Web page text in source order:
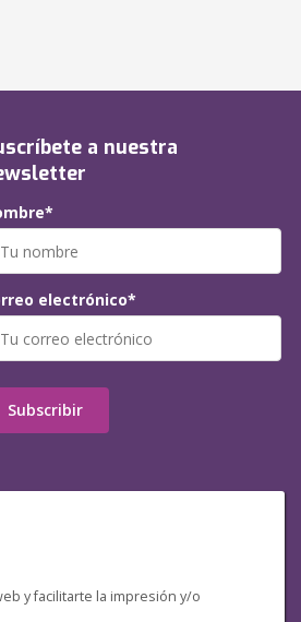
y facilitarte la impresión y/o
a nuestra
electrónico*
Subscribir